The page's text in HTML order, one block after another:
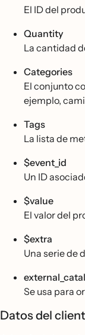
El ID del
Quantity
La cantidad
Categories
El conjunto
ejemplo,
Tags
La lista de
$event_id
Un ID
$value
El valor del
$extra
Una serie de
Se usa para
Datos del